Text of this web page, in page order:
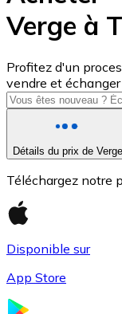
USD Coin
USDC
Verge à
Profitez d'un
vendre et
Détails du prix de Verge
Téléchargez notre
Disponible sur
App Store